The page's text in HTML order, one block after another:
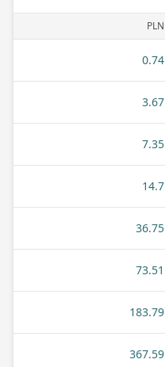
PLN
0.74
3.67
7.35
14.7
36.75
73.51
183.79
367.59